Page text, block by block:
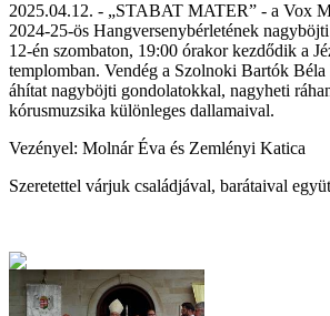
2025.04.12. - „STABAT MATER” - a Vox
2024-25-ös Hangversenybérletének
12-én szombaton, 19:00 órakor kezdődik a
templomban. Vendég a Szolnoki Bartók
áhítat nagyböjti gondolatokkal, nagyheti
kórusmuzsika különleges dallamaival.
Vezényel: Molnár Éva és Zemlényi Katica
Szeretettel várjuk családjával, barátaival